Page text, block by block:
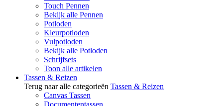
Touch Pennen
Bekijk alle Pennen
Potloden
Kleurpotloden
Vulpotloden
Bekijk alle Potloden
Schrijfsets
Toon alle artikelen
Tassen & Reizen
Terug naar alle categorieën Tassen & Reizen
Canvas Tassen
Documententassen